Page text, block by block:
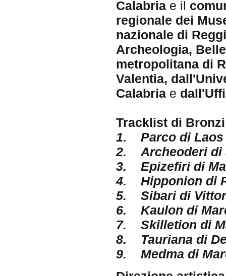
Calabria e il
regionale dei
nazionale di
Archeologia,
metropolitana di
Valentia,
Calabria e
Tracklist di
1. Parco di Laos
2. Archeoderi di
3. Epizefiri di
4. Hipponion di
5. Sibari di
6. Kaulon di
7. Skilletion di
8. Tauriana di
9. Medma di